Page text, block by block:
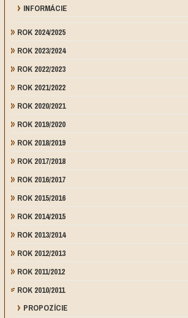
INFORMÁCIE
ROK 2024/2025
ROK 2023/2024
ROK 2022/2023
ROK 2021/2022
ROK 2020/2021
ROK 2019/2020
ROK 2018/2019
ROK 2017/2018
ROK 2016/2017
ROK 2015/2016
ROK 2014/2015
ROK 2013/2014
ROK 2012/2013
ROK 2011/2012
ROK 2010/2011
PROPOZÍCIE